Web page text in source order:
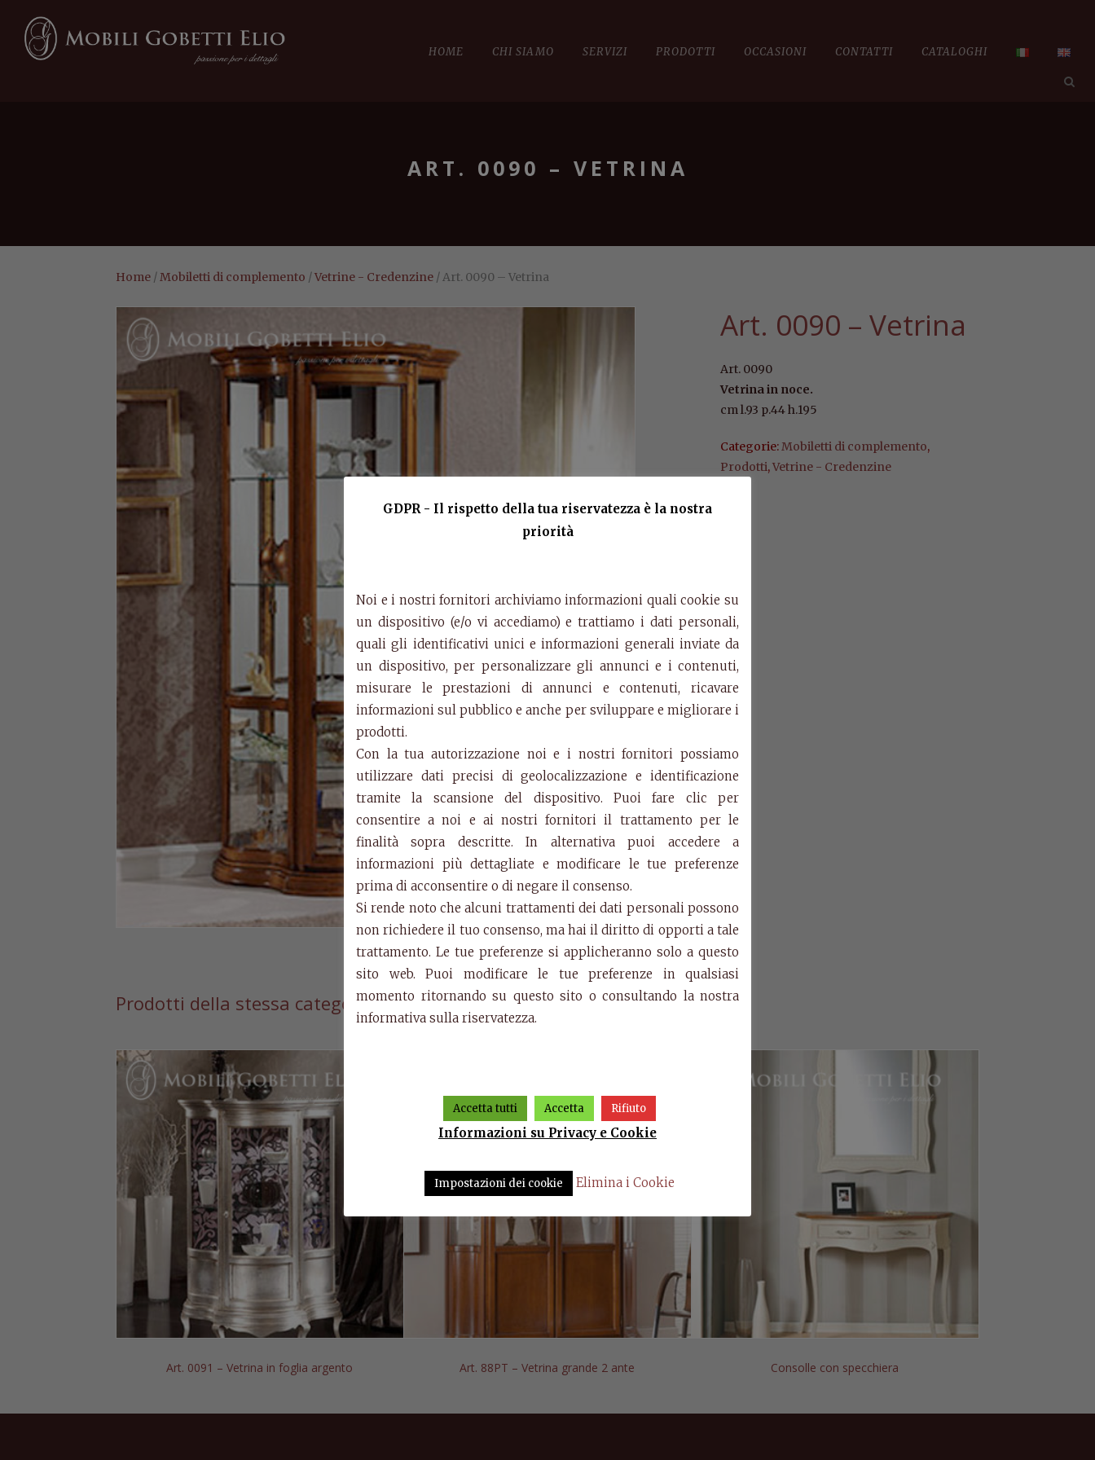
HOME CHI SIAMO SERVIZI PRODOTTI OCCASIONI CONTATTI CATALOGHI
ART. 0090 – VETRINA
Home /Mobiletti di complemento /Vetrine - Credenzine / Art. 0090 – Vetrina
Art. 0090 – Vetrina
Art. 0090
Vetrina in noce.
cm l.93 p.44 h.195
Categorie:Mobiletti di complemento,
Prodotti,Vetrine - Credenzine
Prodotti della stessa categoria
Art. 0091 – Vetrina in foglia argento Art. 88PT – Vetrina grande 2 ante Consolle con specchiera
GDPR - Il rispetto della tua riservatezza è la nostra
priorità
Noi e i nostri fornitori archiviamo informazioni quali cookie su
un dispositivo (e/o vi accediamo) e trattiamo i dati personali,
quali gli identificativi unici e informazioni generali inviate da
un dispositivo, per personalizzare gli annunci e i contenuti,
misurare le prestazioni di annunci e contenuti, ricavare
informazioni sul pubblico e anche per sviluppare e migliorare i
prodotti.
Con la tua autorizzazione noi e i nostri fornitori possiamo
utilizzare dati precisi di geolocalizzazione e identificazione
tramite la scansione del dispositivo. Puoi fare clic per
consentire a noi e ai nostri fornitori il trattamento per le
finalità sopra descritte. In alternativa puoi accedere a
informazioni più dettagliate e modificare le tue preferenze
prima di acconsentire o di negare il consenso.
Si rende noto che alcuni trattamenti dei dati personali possono
non richiedere il tuo consenso, ma hai il diritto di opporti a tale
trattamento. Le tue preferenze si applicheranno solo a questo
sito web. Puoi modificare le tue preferenze in qualsiasi
momento ritornando su questo sito o consultando la nostra
informativa sulla riservatezza.
Accetta tutti Accetta Rifiuto
Informazioni su Privacy e Cookie
Impostazioni dei cookie Elimina i Cookie